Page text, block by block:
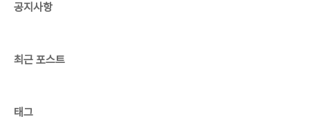
공지사항
최근 포스트
태그